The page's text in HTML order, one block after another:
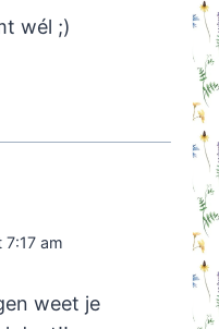
wél ;)
am
weet je